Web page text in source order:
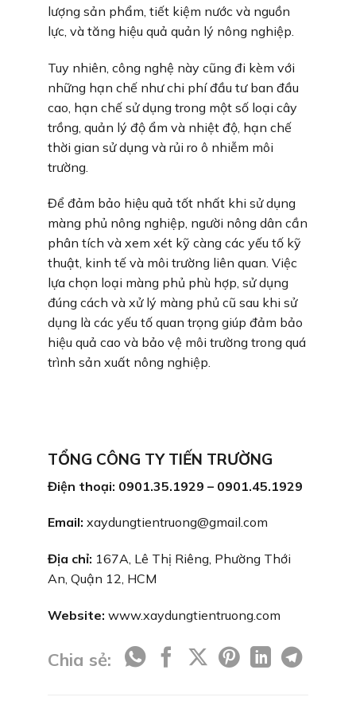
lượng sản phẩm, tiết kiệm nước và nguồn
lực, và tăng hiệu quả quản lý nông nghiệp.
Tuy nhiên, công nghệ này cũng đi kèm với
những hạn chế như chi phí đầu tư ban đầu
cao, hạn chế sử dụng trong một số loại cây
trồng, quản lý độ ẩm và nhiệt độ, hạn chế
thời gian sử dụng và rủi ro ô nhiễm môi
trường.
Để đảm bảo hiệu quả tốt nhất khi sử dụng
màng phủ nông nghiệp, người nông dân cần
phân tích và xem xét kỹ càng các yếu tố kỹ
thuật, kinh tế và môi trường liên quan. Việc
lựa chọn loại màng phủ phù hợp, sử dụng
đúng cách và xử lý màng phủ cũ sau khi sử
dụng là các yếu tố quan trọng giúp đảm bảo
hiệu quả cao và bảo vệ môi trường trong quá
trình sản xuất nông nghiệp.
TỔNG CÔNG TY TIẾN TRƯỜNG
Điện thoại: 0901.35.1929 – 0901.45.1929
Email: xaydungtientruong@gmail.com
Địa chỉ: 167A, Lê Thị Riêng, Phường Thới
An, Quận 12, HCM
Website: www.xaydungtientruong.com
Chia sẻ: